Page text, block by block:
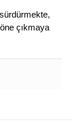
çıkmaya